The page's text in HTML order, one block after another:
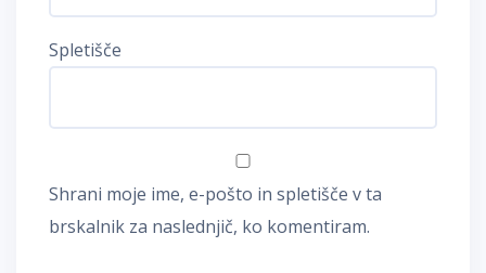
Spletišče
Shrani moje ime, e-pošto in spletišče v ta
brskalnik za naslednjič, ko komentiram.